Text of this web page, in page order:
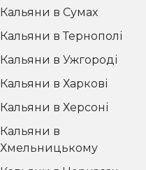
Кальяни в Сумах
Кальяни в Тернополі
Кальяни в Ужгороді
Кальяни в Харкові
Кальяни в Херсоні
Кальяни в
Хмельницькому